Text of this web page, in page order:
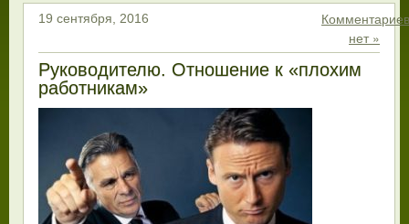
19 сентября, 2016
Комментариев
нет »
Руководителю. Отношение к «плохим
работникам»